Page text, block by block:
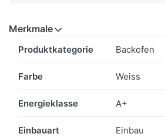
Merkmale
Produktkategorie Backofen
Farbe Weiss
Energieklasse A+
Einbauart Einbau